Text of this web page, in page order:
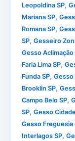
Leopoldina SP,
Mariana SP,
Romana SP,
SP,Gesseiro
Gesso Aclimação
Faria Lima SP,
Funda SP,Gesso
Brooklin SP,
Campo Belo SP,
SP,Gesso
Gesso Freguesia
Interlagos SP,